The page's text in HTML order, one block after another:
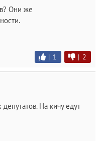
Они же
| 1 | 2
На кичу едут